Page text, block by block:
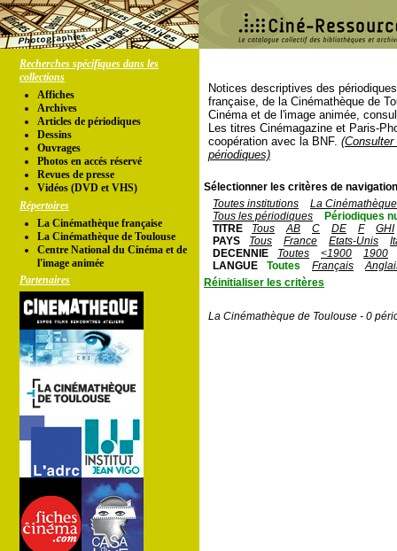
Recherches spécifiques dans les
collections
Affiches
Archives
Articles de périodiques
Dessins
Ouvrages
Photos en accés réservé
Revues de presse
Vidéos (DVD et VHS)
Répertoires
La Cinémathèque française
La Cinémathèque de Toulouse
Centre National du Cinéma et de
l'image animée
Partenaires
Notices descriptives des
française, de la Cinémathèque de
Cinéma et de l'image animée,
Les titres Cinémagazine et Paris-
coopération avec la BNF.
périodiques)
Sélectionner les critères de
Toutes institutions
La
Tous les périodiques
Périodiques
TITRE
Tous AB C DE F
GHI
PAYS
Tous France Etats-Unis
DECENNIE
Toutes <1900
1900
LANGUE
Toutes Français
Réinitialiser les critères
La Cinémathèque de Toulouse - 0